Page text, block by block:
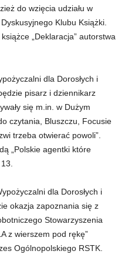
do wzięcia udziału w
Klubu Książki.
„Deklaracja” autorstwa
dla Dorosłych i
pisarz i dziennikarz
się m.in. w Dużym
czytania, Bluszczu, Focusie
trzeba otwierać powoli”.
„Polskie agentki które
dla Dorosłych i
okazja zapoznania się z
Stowarzyszenia
z wierszem pod rękę”
Ogólnopolskiego RSTK.